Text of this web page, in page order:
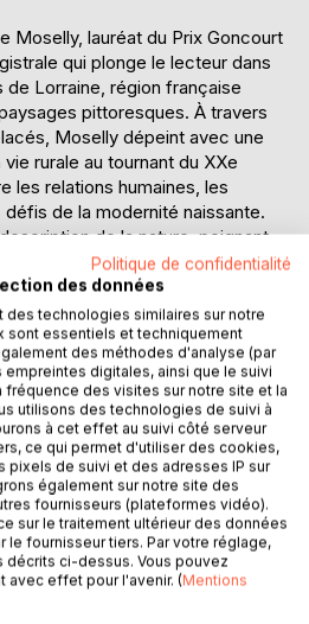
Moselly, lauréat du Prix Goncourt
qui plonge le lecteur dans
Lorraine, région française
pittoresques. À travers
Moselly dépeint avec une
rurale au tournant du XXe
les relations humaines, les
de la modernité naissante.
de la nature, peignant
saisons qui rythment la vie
empreints d'une authenticité
et les luttes de cette
thèmes universels tels que
passage du temps, et la quête
économiques et sociaux.
notion de progrès et ses impacts
"Terres lorraines" est une
à une réflexion profonde sur
environnement, et sur la
culturels face à l'évolution
Émile Chenin, est né le 12
Politique de confidentialité
des données
technologies similaires sur notre
sont essentiels et techniquement
des méthodes d'analyse (par
digitales, ainsi que le suivi
fréquence des visites sur notre site et la
utilisons des technologies de suivi à
à cet effet au suivi côté serveur
ce qui permet d'utiliser des cookies,
pixels de suivi et des adresses IP sur
également sur notre site des
fournisseurs (plateformes vidéo).
sur le traitement ultérieur des données
le fournisseur tiers. Par votre réglage,
ci-dessus. Vous pouvez
avec effet pour l'avenir. (Mentions